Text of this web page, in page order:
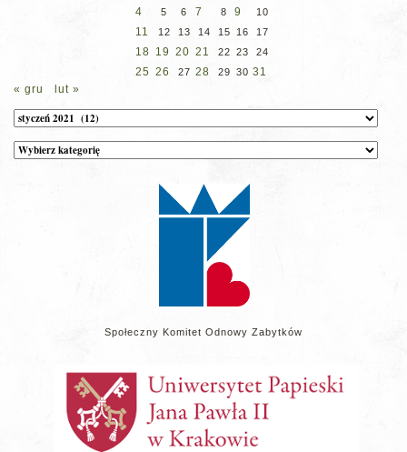
4 5 6 7 8 9 10
11 12 13 14 15 16 17
18 19 20 21 22 23 24
25 26 27 28 29 30 31
« gru
lut »
Archiwum
Kategorie
wpisów
Społeczny Komitet Odnowy Zabytków